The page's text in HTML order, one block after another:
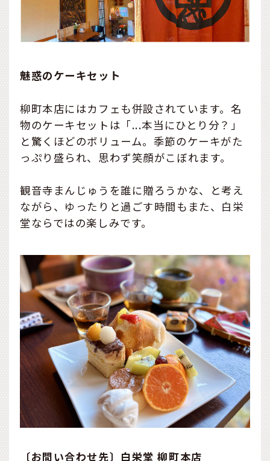
魅惑のケーキセット
柳町本店にはカフェも併設されています。名
物のケーキセットは「...本当にひとり分？」
と驚くほどのボリューム。季節のケーキがた
っぷり盛られ、思わず笑顔がこぼれます。
観音寺まんじゅうを誰に贈ろうかな、と考え
ながら、ゆったりと過ごす時間もまた、白栄
堂ならではの楽しみです。
〔お問い合わせ先〕白栄堂 柳町本店